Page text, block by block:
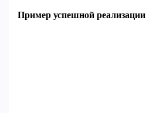
Пример успешной реализации